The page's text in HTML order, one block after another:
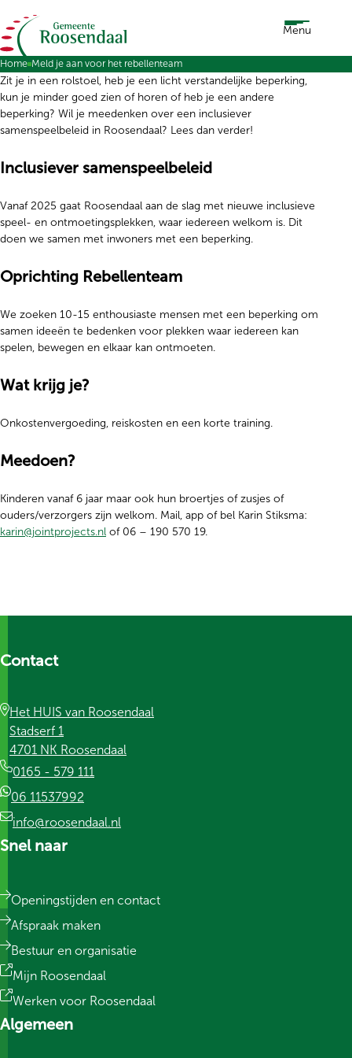
Ga naar de inhoud Menu
Home Meld je aan voor het rebellenteam
Zit je in een rolstoel, heb je een licht verstandelijke beperking,
kun je minder goed zien of horen of heb je een andere
beperking? Wil je meedenken over een inclusiever
samenspeelbeleid in Roosendaal? Lees dan verder!
Inclusiever samenspeelbeleid
Vanaf 2025 gaat Roosendaal aan de slag met nieuwe inclusieve
speel- en ontmoetingsplekken, waar iedereen welkom is. Dit
doen we samen met inwoners met een beperking.
Oprichting Rebellenteam
We zoeken 10-15 enthousiaste mensen met een beperking om
samen ideeën te bedenken voor plekken waar iedereen kan
spelen, bewegen en elkaar kan ontmoeten.
Wat krijg je?
Onkostenvergoeding, reiskosten en een korte training.
Meedoen?
Kinderen vanaf 6 jaar maar ook hun broertjes of zusjes of
ouders/verzorgers zijn welkom. Mail, app of bel Karin Stiksma:
karin@jointprojects.nl of 06 – 190 570 19.
Contact
Het HUIS van Roosendaal
Stadserf 1
4701 NK Roosendaal
0165 - 579 111
06 11537992
info@roosendaal.nl
Snel naar
Openingstijden en contact
Afspraak maken
Bestuur en organisatie
Mijn Roosendaal
Werken voor Roosendaal
Algemeen